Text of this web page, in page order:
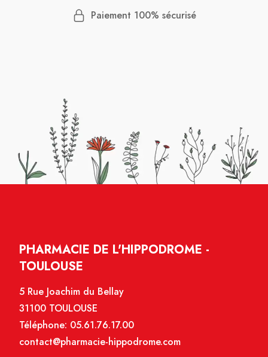
Paiement 100% sécurisé
PHARMACIE DE L'HIPPODROME -
TOULOUSE
5 Rue Joachim du Bellay
31100 TOULOUSE
Téléphone: 05.61.76.17.00
contact@pharmacie-hippodrome.com